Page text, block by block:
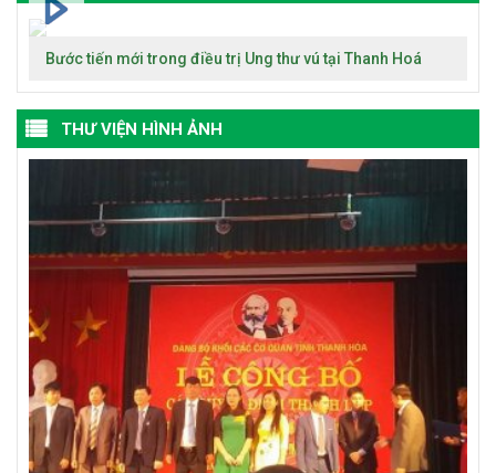
Bước tiến mới trong điều trị Ung thư vú tại Thanh Hoá
THƯ VIỆN HÌNH ẢNH